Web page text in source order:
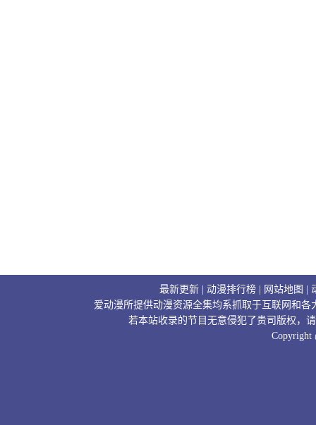
最新更新 动漫排行榜 网站地图
爱动漫所提供动漫资源全集均系抓取于互联网和
若本站收录的节目无意侵犯了贵司版权，
Copyright